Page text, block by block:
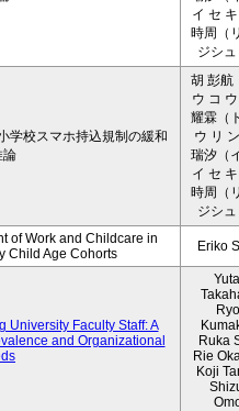
イ セ
時周（
ジシ
学校スマホ持込規制の緩和
論
胡 彭航
ウ コ
耀霖（
ウ リ
瑞汐（
イ セ
時周（
ジシ
of Work and Childcare in
Child Age Cohorts
Eriko
University Faculty Staff: A
and Organizational
Ruka
Rie
Koji